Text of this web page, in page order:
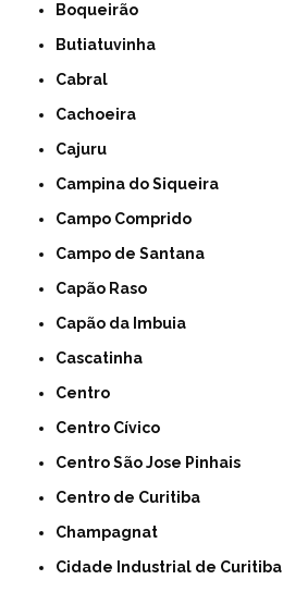
Boqueirão
Butiatuvinha
Cabral
Cachoeira
Cajuru
Campina do Siqueira
Campo Comprido
Campo de Santana
Capão Raso
Capão da Imbuia
Cascatinha
Centro
Centro Cívico
Centro São Jose Pinhais
Centro de Curitiba
Champagnat
Cidade Industrial de Curitiba